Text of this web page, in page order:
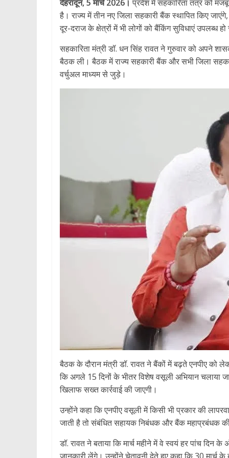
देहरादून, 5 मार्च 2026।प्रदेश में सहकारिता तंत्र को
है। राज्य में तीन नए जिला सहकारी बैंक स्थापित किए
दूर-दराज के क्षेत्रों में भी लोगों को बैंकिंग सुविधाएं उपलब्ध
सहकारिता मंत्री डॉ. धन सिंह रावत ने गुरुवार को अपने
बैठक ली। बैठक में राज्य सहकारी बैंक और सभी जिला
वर्चुअल माध्यम से जुड़े।
बैठक के दौरान मंत्री डॉ. रावत ने बैंकों में बढ़ते एनपीए को
कि अगले 15 दिनों के भीतर विशेष वसूली अभियान चलाया
खिलाफ सख्त कार्रवाई की जाएगी।
उन्होंने कहा कि एनपीए वसूली में किसी भी प्रकार की
जाती है तो संबंधित सहायक निबंधक और बैंक महाप्रबंधक की
डॉ. रावत ने बताया कि मार्च महीने में वे स्वयं हर पांच दिन